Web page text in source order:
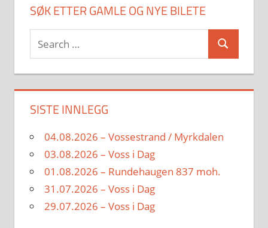
SØK ETTER GAMLE OG NYE BILETE
Search
for:
Search
SISTE INNLEGG
04.08.2026 – Vossestrand / Myrkdalen
03.08.2026 – Voss i Dag
01.08.2026 – Rundehaugen 837 moh.
31.07.2026 – Voss i Dag
29.07.2026 – Voss i Dag